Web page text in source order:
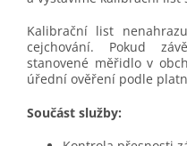
Kalibrační list
cejchování. Pokud
stanovené měřidlo v
úřední ověření podle
Součást služby: